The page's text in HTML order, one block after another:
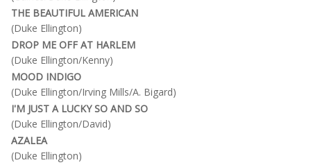
THE BEAUTIFUL AMERICAN
(Duke Ellington)
DROP ME OFF AT HARLEM
(Duke Ellington/Kenny)
MOOD INDIGO
(Duke Ellington/Irving Mills/A. Bigard)
I'M JUST A LUCKY SO AND SO
(Duke Ellington/David)
AZALEA
(Duke Ellington)